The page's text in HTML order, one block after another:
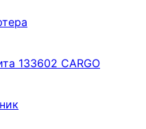
133602 CARGO